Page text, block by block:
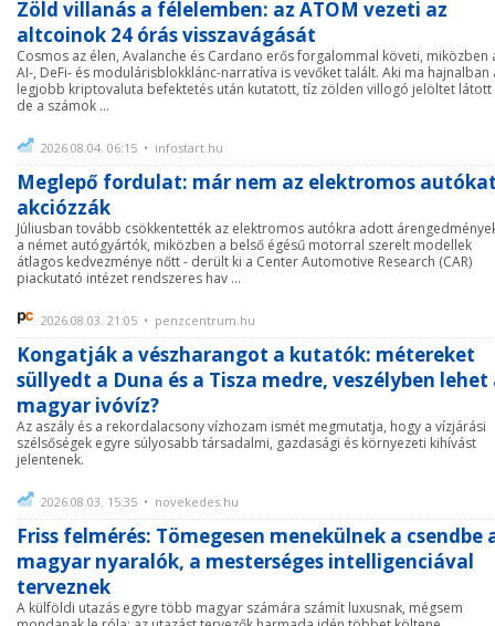
Zöld villanás a félelemben: az ATOM vezeti az
altcoinok 24 órás visszavágását
Cosmos az élen, Avalanche és Cardano erős forgalommal követi, miközben
AI-, DeFi- és modulárisblokklánc-narratíva is vevőket talált. Aki ma hajnalban
legjobb kriptovaluta befektetés után kutatott, tíz zölden villogó jelöltet látott
de a számok ...
2026.08.04. 06:15 • infostart.hu
Meglepő fordulat: már nem az elektromos
akciózzák
Júliusban tovább csökkentették az elektromos autókra adott
a német autógyártók, miközben a belső égésű motorral szerelt modellek
átlagos kedvezménye nőtt - derült ki a Center Automotive Research (CAR)
piackutató intézet rendszeres hav ...
2026.08.03. 21:05 • penzcentrum.hu
Kongatják a vészharangot a kutatók: métereket
süllyedt a Duna és a Tisza medre, veszélyben lehet
magyar ivóvíz?
Az aszály és a rekordalacsony vízhozam ismét megmutatja, hogy a vízjárási
szélsőségek egyre súlyosabb társadalmi, gazdasági és környezeti kihívást
jelentenek.
2026.08.03. 15:35 • novekedes.hu
Friss felmérés: Tömegesen menekülnek a csendbe
magyar nyaralók, a mesterséges intelligenciával
terveznek
A külföldi utazás egyre több magyar számára számít luxusnak, mégsem